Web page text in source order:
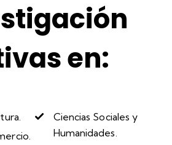
en:
Ciencias Sociales y
Humanidades.